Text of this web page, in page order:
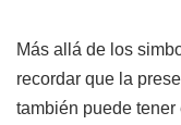
Más allá de los
recordar que la
también puede